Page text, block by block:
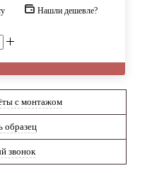
Нашли дешевле?
с монтажом
образец
звонок